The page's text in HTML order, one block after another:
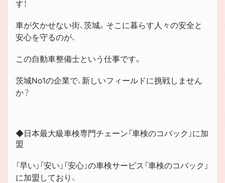
す！
車が欠かせない街、茨城。そこに暮らす人々の安全と
安心を守るのが、
この自動車整備士という仕事です。
茨城No1の企業で、新しいフィールドに挑戦しません
か？
◆日本最大級車検専門チェーン「車検のコバック」に加
盟
「早い」「安い」「安心」の車検サービス「車検のコバック」
に加盟しており、